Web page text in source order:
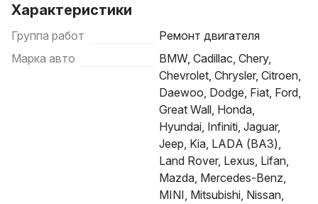
Характеристики
Группа работ
Ремонт двигателя
Марка авто
BMW, Cadillac, Chery,
Chevrolet, Chrysler, Citroen,
Daewoo, Dodge, Fiat, Ford,
Great Wall, Honda,
Hyundai, Infiniti, Jaguar,
Jeep, Kia, LADA (ВАЗ),
Land Rover, Lexus, Lifan,
Mazda, Mercedes-Benz,
MINI, Mitsubishi, Nissan,